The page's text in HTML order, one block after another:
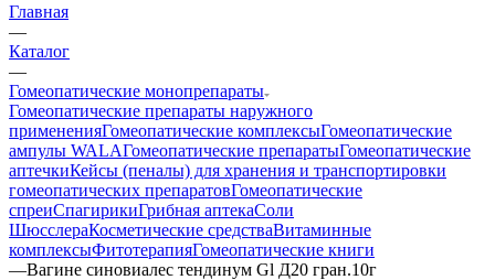
Главная
—
Каталог
—
Гомеопатические монопрепараты
Гомеопатические препараты наружного
примененияГомеопатические комплексыГомеопатические
ампулы WALAГомеопатические препаратыГомеопатические
аптечкиКейсы (пеналы) для хранения и транспортировки
гомеопатических препаратовГомеопатические
спреиСпагирикиГрибная аптекаСоли
ШюсслераКосметические средстваВитаминные
комплексыФитотерапияГомеопатические книги
—Вагине синовиалес тендинум Gl Д20 гран.10г